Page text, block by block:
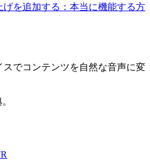
を追加する：本当に機能する方
スでコンテンツを自然な音声に変